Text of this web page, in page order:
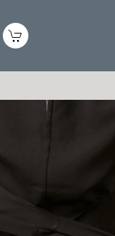
principale